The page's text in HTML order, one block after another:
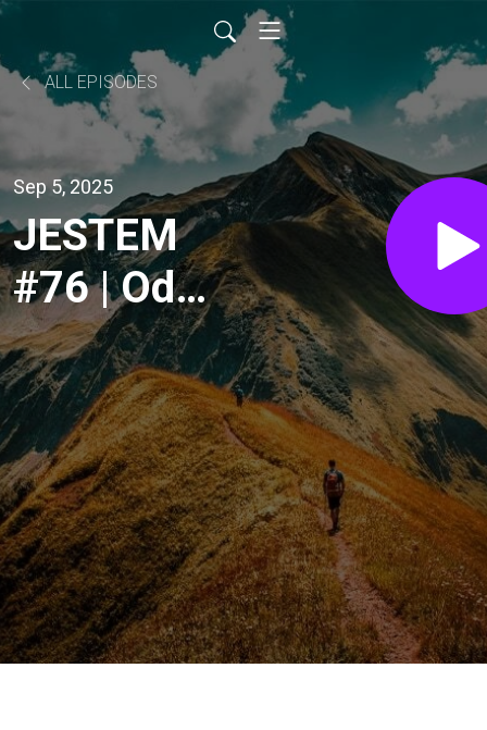
ALL EPISODES
Sep 5, 2025
JESTEM
#76 | Od
imprez do
życia w
wierze –
Kasia
Matykiewicz
o kursie
Alpha,